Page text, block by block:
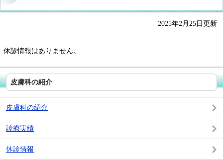
2025年2月25日更新
休診情報はありません。
皮膚科の紹介
皮膚科の紹介
診療実績
休診情報